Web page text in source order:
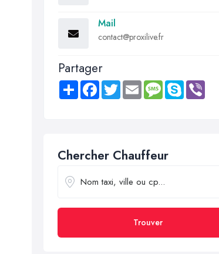
Mail
contact@proxilive.fr
Partager
Share FacebookTwitter Email MessageSkype
Chercher Chauffeur
Trouver